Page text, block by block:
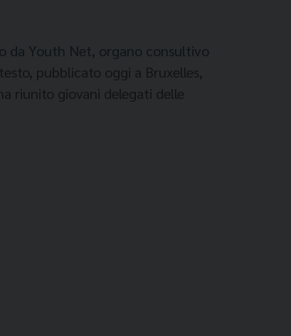
da Youth Net, organo consultivo
pubblicato oggi a Bruxelles,
riunito giovani delegati delle